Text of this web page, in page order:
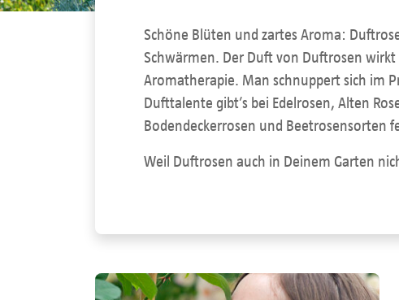
Schöne Blüten und zartes Aroma:
Schwärmen. Der Duft von Duftrosen
Aromatherapie. Man schnuppert sich im
Dufttalente gibt’s bei Edelrosen, Alten
Bodendeckerrosen und Beetrosensorten
Weil Duftrosen auch in Deinem Garten